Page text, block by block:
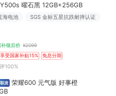
曜石黑 12GB+256GB
海电池 SGS 金标五星抗跌耐摔认证
补领后价 ¥2099
受国家补贴15% 免息分期
100%
荣耀600 元气版 好事橙